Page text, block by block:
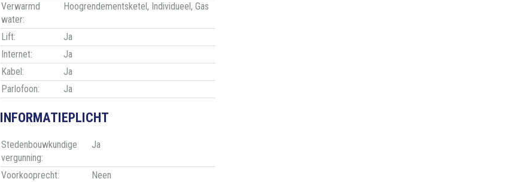
Verwarmd
water:
Hoogrendementsketel, Individueel, Gas
Lift:
Ja
Internet:
Ja
Kabel:
Ja
Parlofoon:
Ja
INFORMATIEPLICHT
Stedenbouwkundige
vergunning:
Ja
Voorkooprecht:
Neen